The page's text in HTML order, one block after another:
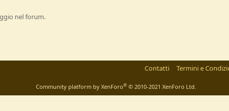
nel forum.
Contatti Termini e
Community platform by XenForo® © 2010-2021 XenForo Ltd.